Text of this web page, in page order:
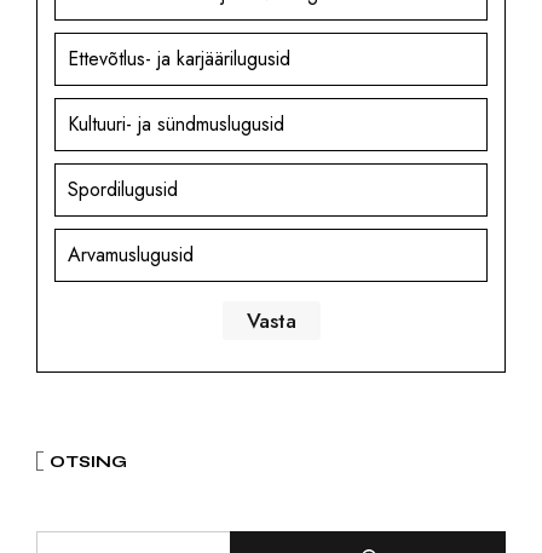
Ettevõtlus- ja karjäärilugusid
Kultuuri- ja sündmuslugusid
Spordilugusid
Arvamuslugusid
OTSING